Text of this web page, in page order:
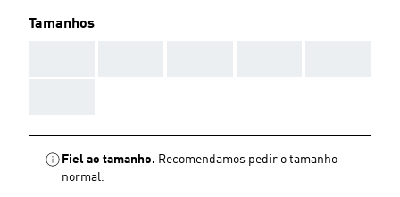
Tamanhos
Fiel ao tamanho. Recomendamos pedir o tamanho
normal.